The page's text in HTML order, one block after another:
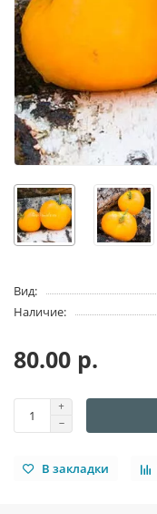
Вид:
Наличие:
80.00 р.
В закладки